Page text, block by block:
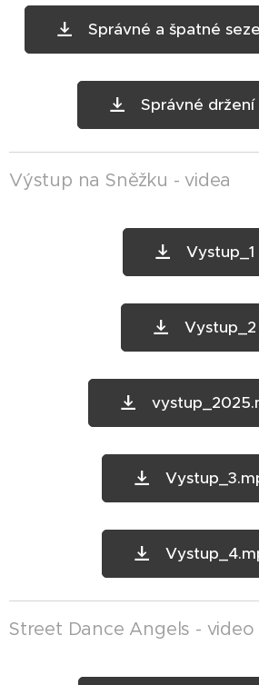
Správné a špatné
Správné
Výstup na Sněžku - videa
Vystup_1
Vystup_2
Street Dance Angels - video